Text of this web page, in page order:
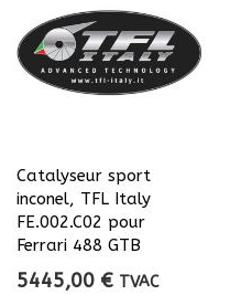
Catalyseur sport
inconel, TFL Italy
FE.002.C02 pour
Ferrari 488 GTB
5445,00 € TVAC